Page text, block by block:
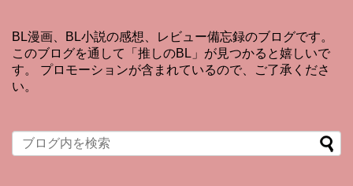
BL漫画、BL小説の感想、レビュー備忘録のブログです。
このブログを通して「推しのBL」が見つかると嬉しいで
す。 プロモーションが含まれているので、ご了承くださ
い。